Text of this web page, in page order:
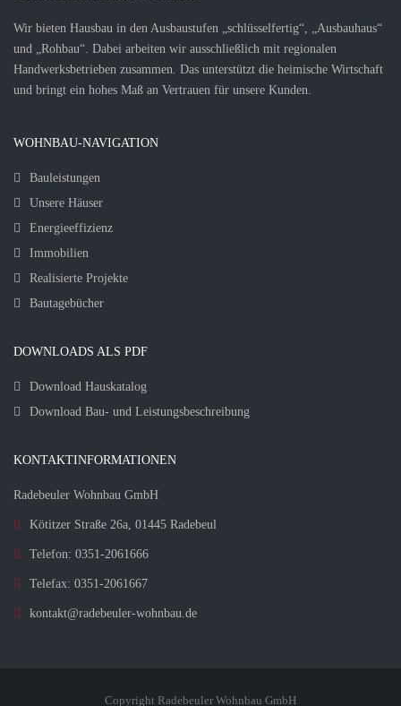
Wir bieten Hausbau in den Ausbaustufen „schlüsselfertig“, „Ausbauhaus“
und „Rohbau“. Dabei arbeiten wir ausschließlich mit regionalen
Handwerksbetrieben zusammen. Das unterstützt die heimische Wirtschaft
und bringt ein hohes Maß an Vertrauen für unsere Kunden.
WOHNBAU-NAVIGATION
Bauleistungen
Unsere Häuser
Energieeffizienz
Immobilien
Realisierte Projekte
Bautagebücher
DOWNLOADS ALS PDF
Download Hauskatalog
Download Bau- und Leistungsbeschreibung
KONTAKTINFORMATIONEN
Radebeuler Wohnbau GmbH
Kötitzer Straße 26a, 01445 Radebeul
Telefon: 0351-2061666
Telefax: 0351-2061667
kontakt@radebeuler-wohnbau.de
Copyright Radebeuler Wohnbau GmbH